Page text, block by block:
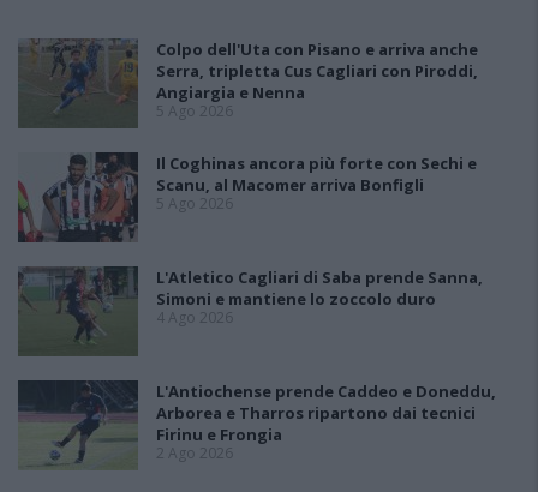
Colpo dell'Uta con Pisano e arriva anche
Serra, tripletta Cus Cagliari con Piroddi,
Angiargia e Nenna
5 Ago 2026
Il Coghinas ancora più forte con Sechi e
Scanu, al Macomer arriva Bonfigli
5 Ago 2026
L'Atletico Cagliari di Saba prende Sanna,
Simoni e mantiene lo zoccolo duro
4 Ago 2026
L'Antiochense prende Caddeo e Doneddu,
Arborea e Tharros ripartono dai tecnici
Firinu e Frongia
2 Ago 2026